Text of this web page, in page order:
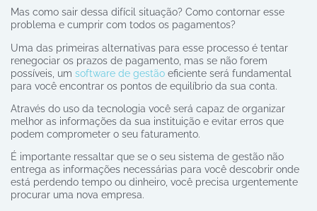
Mas como sair dessa difícil situação? Como contornar esse
problema e cumprir com todos os pagamentos?
Uma das primeiras alternativas para esse processo é tentar
renegociar os prazos de pagamento, mas se não forem
possíveis, um software de gestão eficiente será fundamental
para você encontrar os pontos de equilíbrio da sua conta.
Através do uso da tecnologia você será capaz de organizar
melhor as informações da sua instituição e evitar erros que
podem comprometer o seu faturamento.
É importante ressaltar que se o seu sistema de gestão não
entrega as informações necessárias para você descobrir onde
está perdendo tempo ou dinheiro, você precisa urgentemente
procurar uma nova empresa.